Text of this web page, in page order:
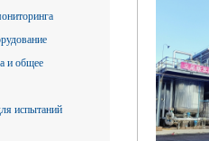
и общее
испытаний